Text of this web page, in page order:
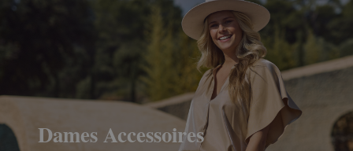
Dames Accessoires